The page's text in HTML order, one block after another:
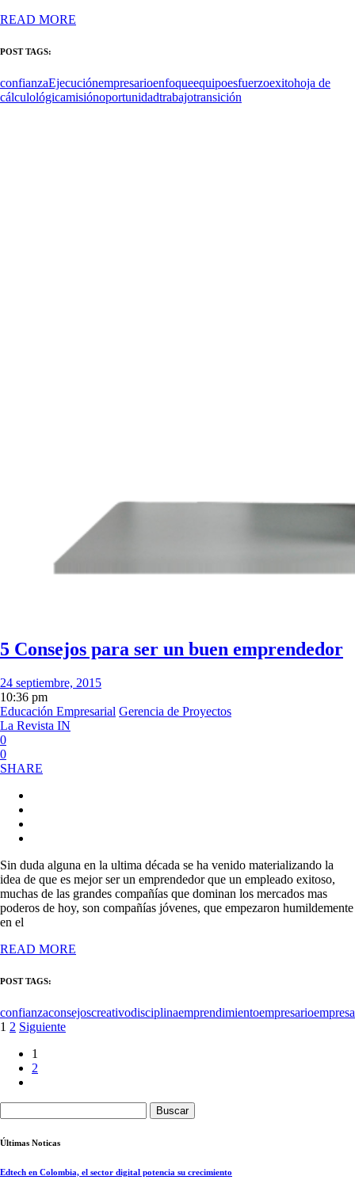
READ MORE
POST TAGS:
confianzaEjecuciónempresarioenfoqueequipoesfuerzoexitohoja de
cálculológicamisiónoportunidadtrabajotransición
5 Consejos para ser un buen emprendedor
24 septiembre, 2015
10:36 pm
Educación Empresarial Gerencia de Proyectos
La Revista IN
0
0
SHARE
Sin duda alguna en la ultima década se ha venido materializando la
idea de que es mejor ser un emprendedor que un empleado exitoso,
muchas de las grandes compañías que dominan los mercados mas
poderos de hoy, son compañías jóvenes, que empezaron humildemente
en el
READ MORE
POST TAGS:
confianzaconsejoscreativodisciplinaemprendimientoempresario
Paginación
entradas
1 2 Siguiente
1
2
Últimas Noticas
Edtech en Colombia, el sector digital potencia su crecimiento